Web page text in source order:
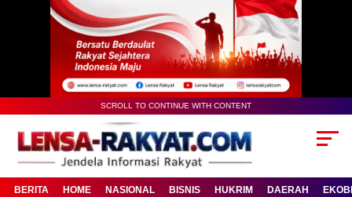
SCROLL TO CONTINUE WITH CONTENT
BERITA HOME NASIONAL BISNIS HUKRIM DAERAH